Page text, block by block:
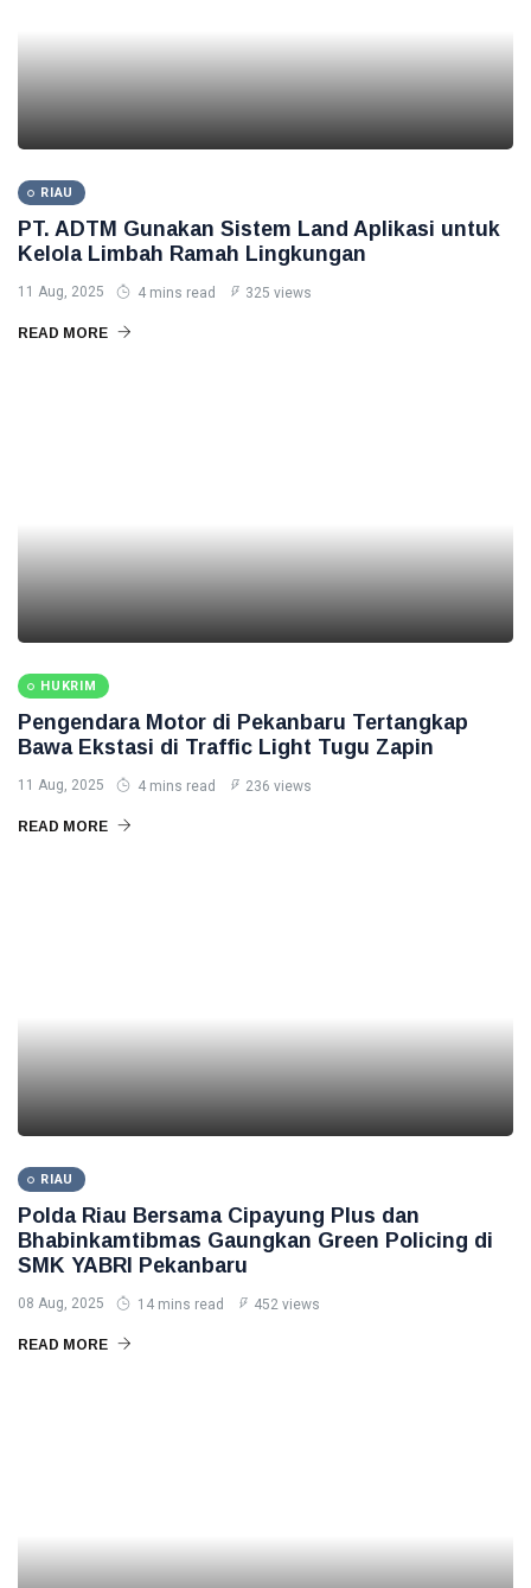
RIAU
PT. ADTM Gunakan Sistem Land Aplikasi untuk
Kelola Limbah Ramah Lingkungan
11 Aug, 2025 4 mins read 325 views
READ MORE
HUKRIM
Pengendara Motor di Pekanbaru Tertangkap
Bawa Ekstasi di Traffic Light Tugu Zapin
11 Aug, 2025 4 mins read 236 views
READ MORE
RIAU
Polda Riau Bersama Cipayung Plus dan
Bhabinkamtibmas Gaungkan Green Policing di
SMK YABRI Pekanbaru
08 Aug, 2025 14 mins read 452 views
READ MORE